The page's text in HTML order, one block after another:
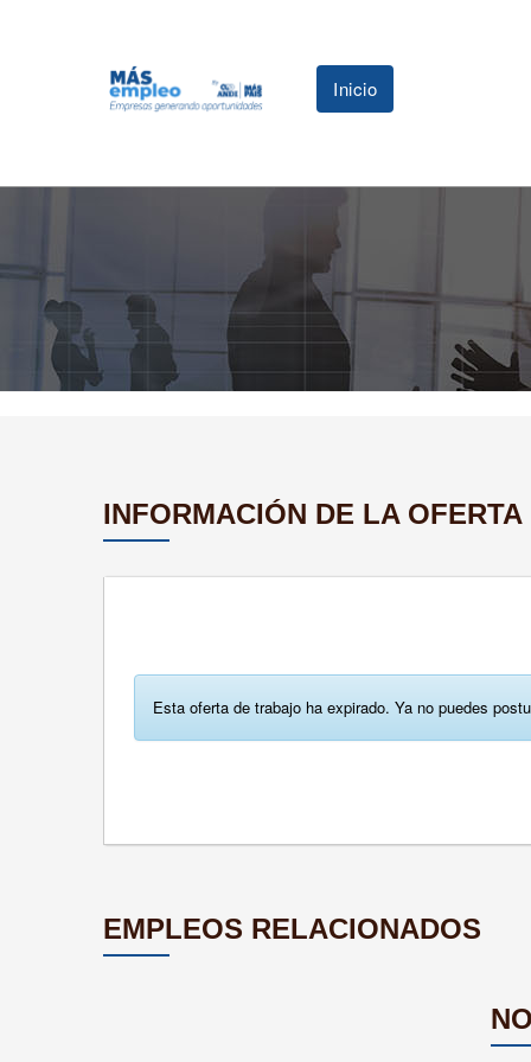
Inicio
INFORMACIÓN DE LA OFERTA
Esta oferta de trabajo ha expirado. Ya no puedes
EMPLEOS RELACIONADOS